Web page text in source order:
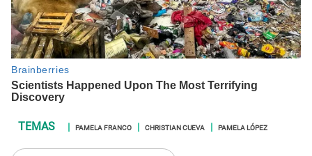
PAMELA FRANCO CHRISTIAN CUEVA PAMELA LÓPEZ